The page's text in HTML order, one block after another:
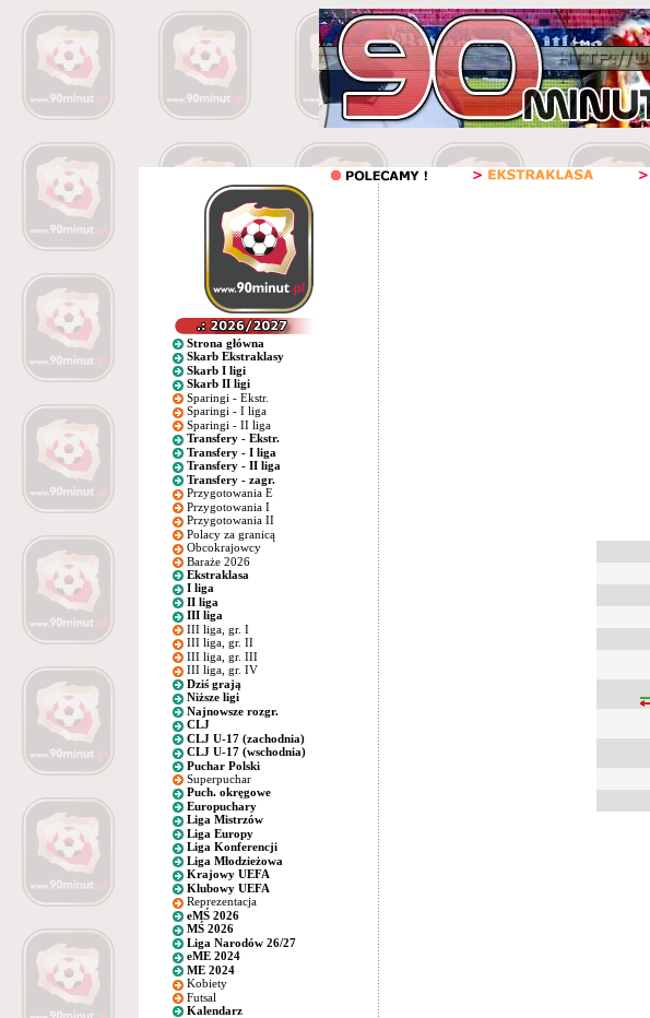
Strona główna
Skarb Ekstraklasy
Skarb I ligi
Skarb II ligi
Sparingi - Ekstr.
Sparingi - I liga
Sparingi - II liga
Transfery - Ekstr.
Transfery - I liga
Transfery - II liga
Transfery - zagr.
Przygotowania E
Przygotowania I
Przygotowania II
Polacy za granicą
Obcokrajowcy
Baraże 2026
Ekstraklasa
I liga
II liga
III liga
III liga, gr. I
III liga, gr. II
III liga, gr. III
III liga, gr. IV
Dziś grają
Niższe ligi
Najnowsze rozgr.
CLJ
CLJ U-17 (zachodnia)
CLJ U-17 (wschodnia)
Puchar Polski
Superpuchar
Puch. okręgowe
Europuchary
Liga Mistrzów
Liga Europy
Liga Konferencji
Liga Młodzieżowa
Krajowy UEFA
Klubowy UEFA
Reprezentacja
eMŚ 2026
MŚ 2026
Liga Narodów 26/27
eME 2024
ME 2024
Kobiety
Futsal
Kalendarz